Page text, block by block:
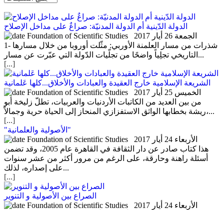
الدولة الدّينية أم الدولة المدنيّة: صراعٌ على مداخل الإصلاح
الجمعة 26 أيار 2017
1- شذرات من مسار العلمنة الأوربي: مثّلت أوروبا من خلال مسارها
التاريخي تجلِياً واضحًا من تجلّيات الدّولة التي عبّرت عن مسار...
[...]
الشريعة الإسلامية خارج العقيدة والعبادات والأخلاق...كلها عَلمانية
الخميس 25 أيار 2017
من بين العديد من الكاتبات الأردنيات والعربيات، تطلّ زليخة أبو
ريشة بخطابها الواثق الاستفزازي المنحاز إلى الحياة حرية وجمالاً،...
[...]
"الأصولية والعلمانية"
الأربعاء 24 أيار 2017
هذا كتاب صادر عن دار الثقافة في القاهرة عام 2005، وقد تضمن
أسئلة راهنة وحارقة، على الرغم من مرور أكثر من عشر سنوات
على إصداره، لذلك...
[...]
الصراع بين الأصولية و التنوير
الأربعاء 24 أيار 2017